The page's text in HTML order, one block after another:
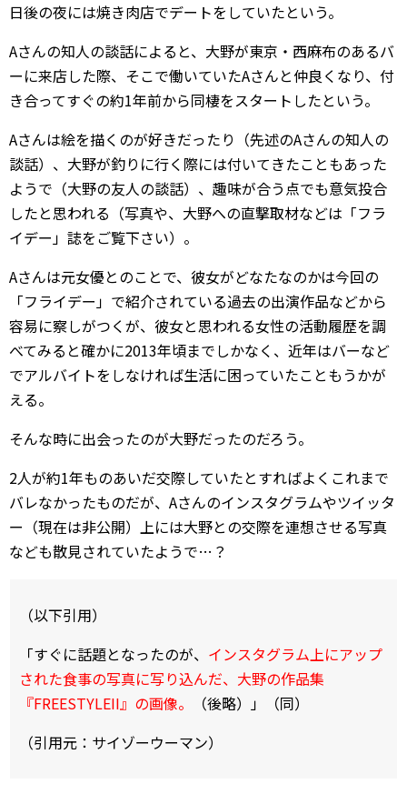
日後の夜には焼き肉店でデートをしていたという。
Aさんの知人の談話によると、大野が東京・西麻布のあるバ
ーに来店した際、そこで働いていたAさんと仲良くなり、付
き合ってすぐの約1年前から同棲をスタートしたという。
Aさんは絵を描くのが好きだったり（先述のAさんの知人の
談話）、大野が釣りに行く際には付いてきたこともあった
ようで（大野の友人の談話）、趣味が合う点でも意気投合
したと思われる（写真や、大野への直撃取材などは「フラ
イデー」誌をご覧下さい）。
Aさんは元女優とのことで、彼女がどなたなのかは今回の
「フライデー」で紹介されている過去の出演作品などから
容易に察しがつくが、彼女と思われる女性の活動履歴を調
べてみると確かに2013年頃までしかなく、近年はバーなど
でアルバイトをしなければ生活に困っていたこともうかが
える。
そんな時に出会ったのが大野だったのだろう。
2人が約1年ものあいだ交際していたとすればよくこれまで
バレなかったものだが、Aさんのインスタグラムやツイッタ
ー（現在は非公開）上には大野との交際を連想させる写真
なども散見されていたようで…？
（以下引用）
「すぐに話題となったのが、 インスタグラム上にアップ
された食事の写真に写り込んだ、大野の作品集
『FREESTYLEII』の画像。
（後略）」（同）
（引用元：サイゾーウーマン）